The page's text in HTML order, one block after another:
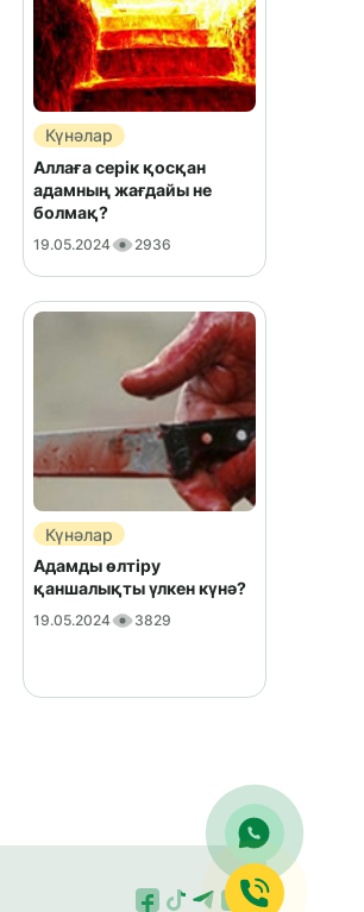
Күнәлар
Аллаға серік қосқан
адамның жағдайы не
болмақ?
19.05.2024 2936
Күнәлар
Адамды өлтіру
қаншалықты үлкен күнә?
19.05.2024 3829